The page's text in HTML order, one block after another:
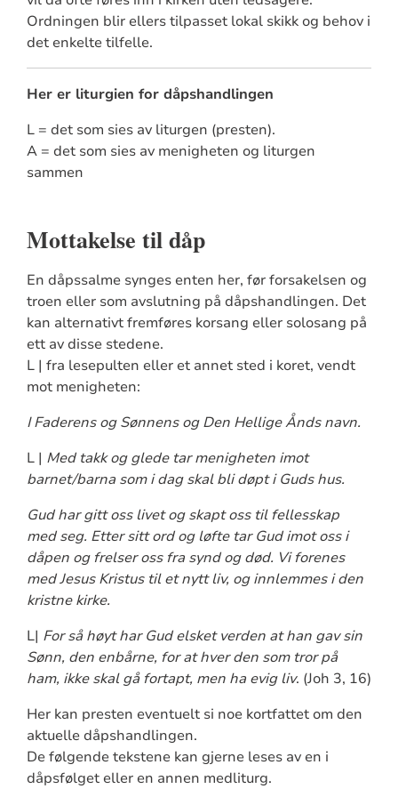
Ordningen blir ellers tilpasset lokal skikk og behov i
det enkelte tilfelle.
Her er liturgien for dåpshandlingen
L = det som sies av liturgen (presten).
A = det som sies av menigheten og liturgen
sammen
Mottakelse til dåp
En dåpssalme synges enten her, før forsakelsen og
troen eller som avslutning på dåpshandlingen. Det
kan alternativt fremføres korsang eller solosang på
ett av disse stedene.
L | fra lesepulten eller et annet sted i koret, vendt
mot menigheten:
I Faderens og Sønnens og Den Hellige Ånds navn.
L | Med takk og glede tar menigheten imot
barnet/barna som i dag skal bli døpt i Guds hus.
Gud har gitt oss livet og skapt oss til fellesskap
med seg. Etter sitt ord og løfte tar Gud imot oss i
dåpen og frelser oss fra synd og død. Vi forenes
med Jesus Kristus til et nytt liv, og innlemmes i den
kristne kirke.
L| For så høyt har Gud elsket verden at han gav sin
Sønn, den enbårne, for at hver den som tror på
ham, ikke skal gå fortapt, men ha evig liv. (Joh 3, 16)
Her kan presten eventuelt si noe kortfattet om den
aktuelle dåpshandlingen.
De følgende tekstene kan gjerne leses av en i
dåpsfølget eller en annen medliturg.